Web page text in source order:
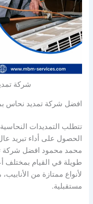
شركة
افضل شركة تمديد نحاس
تتطلب التمديدات
الحصول على أداء تبريد
محمد محمود افضل شركة
طويلة في القيام بمختلف
لأنواع ممتازة من
مستقبلية.